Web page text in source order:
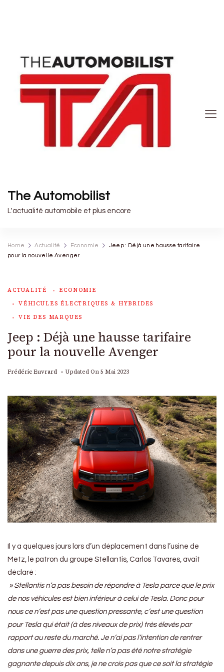
The Automobilist
L'actualité automobile et plus encore
Home Actualité Economie
Jeep : Déjà une hausse tarifaire
pour la nouvelle Avenger
ACTUALITÉ
ECONOMIE
VÉHICULES ÉLECTRIQUES & HYBRIDES
VIE DES MARQUES
Jeep : Déjà une hausse tarifaire
pour la nouvelle Avenger
Frédéric Euvrard Updated On5 Mai 2023
Il y a quelques jours lors d’un déplacement dans l’usine de
Metz, le patron du groupe Stellantis, Carlos Tavares, avait
déclaré :
» Stellantis n’a pas besoin de répondre à Tesla parce que le prix
de nos véhicules est bien inférieur à celui de Tesla. Donc pour
nous ce n’est pas une question pressante, c’est une question
pour Tesla qui était (à des niveaux de prix) très élevés par
rapport au reste du marché. Je n’ai pas l’intention de rentrer
dans une guerre des prix, telle n’a pas été notre stratégie
gagnante depuis dix ans, je ne crois pas que ce soit la stratégie